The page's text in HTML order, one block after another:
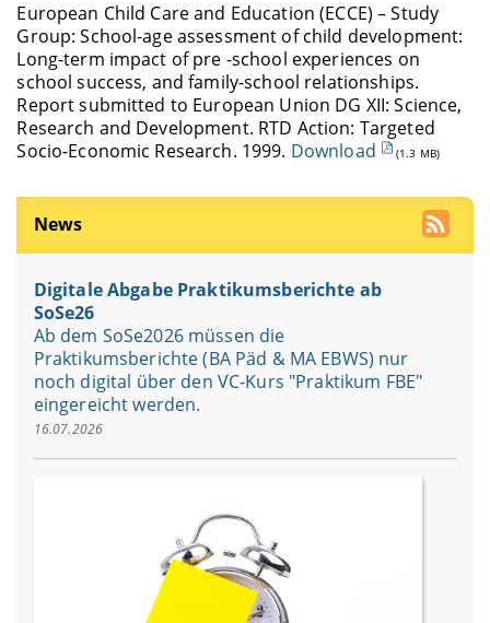
European Child Care and Education (ECCE) – Study
Group: School-age assessment of child development:
Long-term impact of pre -school experiences on
school success, and family-school relationships.
Report submitted to European Union DG XII: Science,
Research and Development. RTD Action: Targeted
Socio-Economic Research. 1999. Download (1.3 MB)
News
Digitale Abgabe Praktikumsberichte ab
SoSe26
Ab dem SoSe2026 müssen die
Praktikumsberichte (BA Päd & MA EBWS) nur
noch digital über den VC-Kurs "Praktikum FBE"
eingereicht werden.
16.07.2026